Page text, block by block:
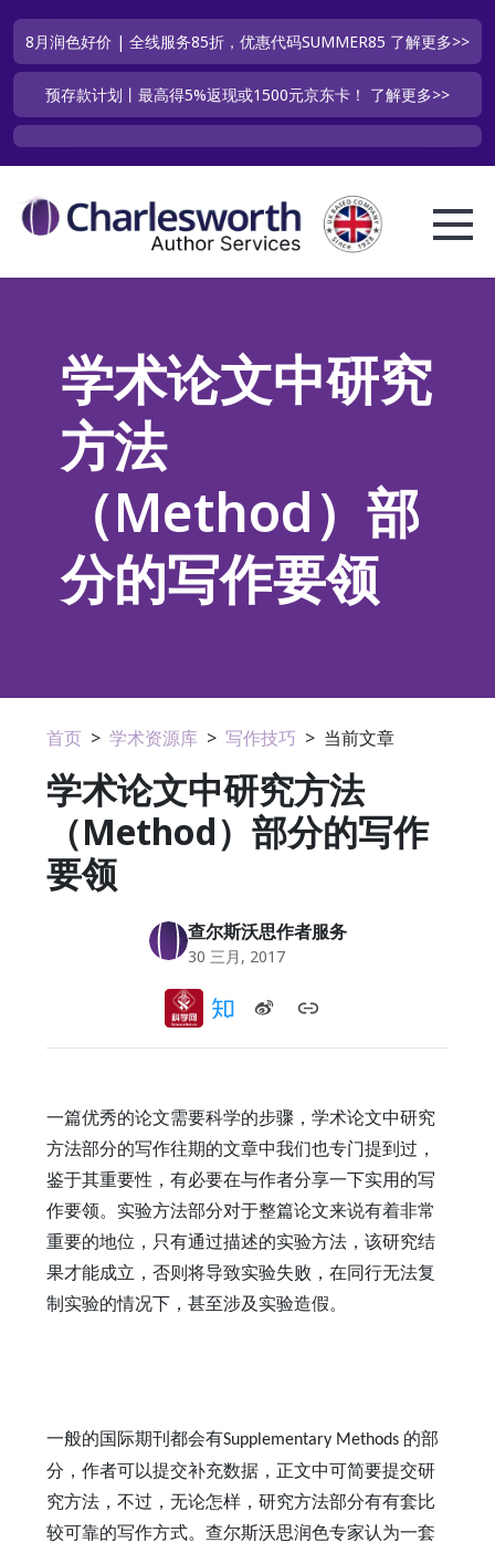
8月润色好价 | 全线服务85折，优惠代码SUMMER85 了解更多>>
预存款计划丨最高得5%返现或1500元京东卡！ 了解更多>>
学术论文中研究
方法
（Method）部
分的写作要领
首页 > 学术资源库 > 写作技巧 > 当前文章
学术论文中研究方法
（Method）部分的写作
要领
查尔斯沃思作者服务
30 三月, 2017
一篇优秀的论文需要科学的步骤，学术论文中研究
方法部分的写作往期的文章中我们也专门提到过，
鉴于其重要性，有必要在与作者分享一下实用的写
作要领。实验方法部分对于整篇论文来说有着非常
重要的地位，只有通过描述的实验方法，该研究结
果才能成立，否则将导致实验失败，在同行无法复
制实验的情况下，甚至涉及实验造假。
一般的国际期刊都会有Supplementary Methods 的部
分，作者可以提交补充数据，正文中可简要提交研
究方法，不过，无论怎样，研究方法部分有有套比
较可靠的写作方式。查尔斯沃思润色专家认为一套